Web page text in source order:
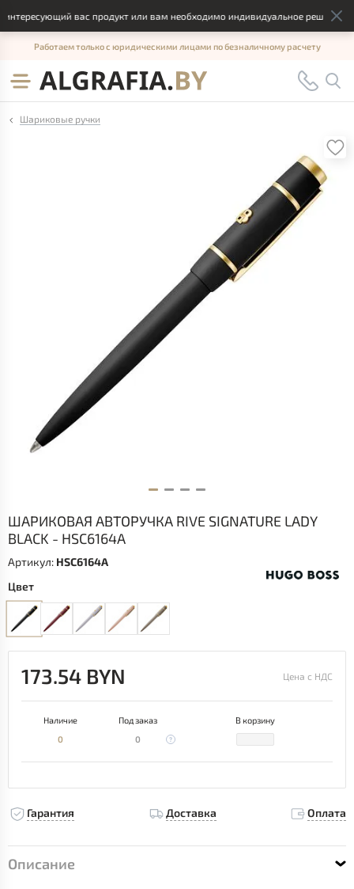
вас продукт или вам необходимо индивидуальное решение,
Работаем только с юридическими лицами по безналичному расчету
Шариковые ручки
ШАРИКОВАЯ АВТОРУЧКА RIVE SIGNATURE LADY
BLACK - HSC6164A
Артикул: HSC6164A
Цвет
173.54 BYN Цена с НДС
Наличие Под заказ
В корзину
0
0
Гарантия Доставка Оплата
Описание